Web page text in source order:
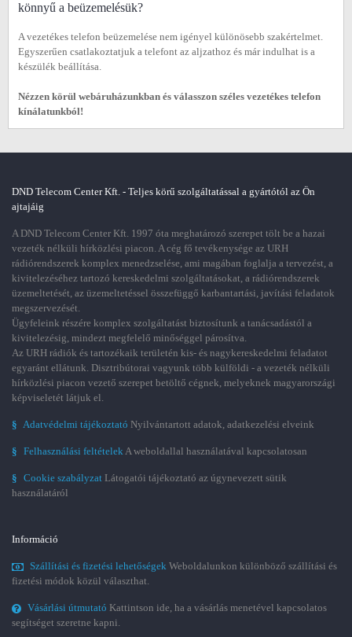
könnyű a beüzemelésük?
A vezetékes telefon beüzemelése nem igényel különösebb szakértelmet.
Egyszerűen csatlakoztatjuk a telefont az aljzathoz és már indulhat is a
készülék beállítása.
Nézzen körül webáruházunkban és válasszon széles vezetékes telefon
kínálatunkból!
DND Telecom Center Kft. - Teljes körű szolgáltatással a gyártótól az Ön
ajtajáig
A DND Telecom Center Kft. 1997 óta meghatározó szerepet tölt be a hazai
vezeték nélküli hírközlési piacon. A cég fő tevékenysége az URH
rádiórendszerek komplex menedzselése, ami magában foglalja a tervezést, a
kivitelezéséhez tartozó kereskedelmi szolgáltatásokat, a rádiórendszerek
üzemeltetését, az üzemeltetéssel összefüggő karbantartási, javítási feladatok
megszervezését.
Ügyfeleink részére komplex szolgáltatást biztosítunk a tanácsadástól a
kivitelezésig, mindezt megfelelő minőséggel párosítva.
Az URH rádiók és tartozékaik területén kis- és nagykereskedelmi feladatot
egyaránt ellátunk. Disztribútorai vagyunk több külföldi - a vezeték nélküli
hírközlési piacon vezető szerepet betöltő cégnek, melyeknek magyarországi
képviseletét látjuk el.
§ Adatvédelmi tájékoztató Nyilvántartott adatok, adatkezelési elveink
§ Felhasználási feltételekA weboldallal használatával kapcsolatosan
§ Cookie szabályzat Látogatói tájékoztató az úgynevezett sütik
használatáról
Információ
Szállítási és fizetési lehetőségek Weboldalunkon különböző szállítási és
fizetési módok közül választhat.
Vásárlási útmutató Kattintson ide, ha a vásárlás menetével kapcsolatos
segítséget szeretne kapni.